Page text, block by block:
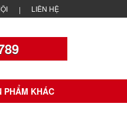
LIÊN HỆ
PHẨM KHÁC